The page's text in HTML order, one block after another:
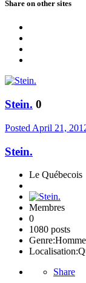
Share on other sites
Stein. 0
Posted April 21,
Stein.
Le Québecois
Membres
0
1080 posts
Genre:Homme
Localisation:
Share